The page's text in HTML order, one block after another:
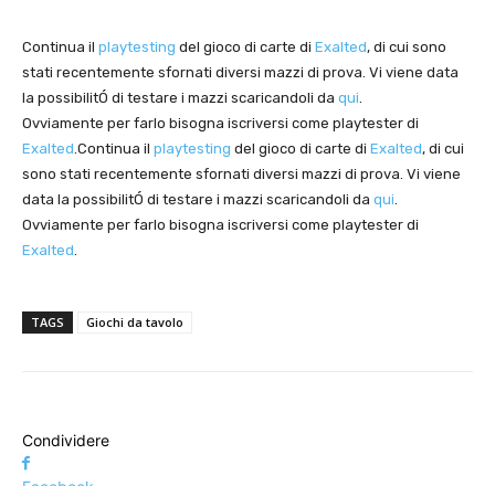
Continua il playtesting del gioco di carte di Exalted, di cui sono
stati recentemente sfornati diversi mazzi di prova. Vi viene data
la possibilitÓ di testare i mazzi scaricandoli da qui.
Ovviamente per farlo bisogna iscriversi come playtester di
Exalted.Continua il playtesting del gioco di carte di Exalted, di cui
sono stati recentemente sfornati diversi mazzi di prova. Vi viene
data la possibilitÓ di testare i mazzi scaricandoli da qui.
Ovviamente per farlo bisogna iscriversi come playtester di
Exalted.
TAGS Giochi da tavolo
Condividere